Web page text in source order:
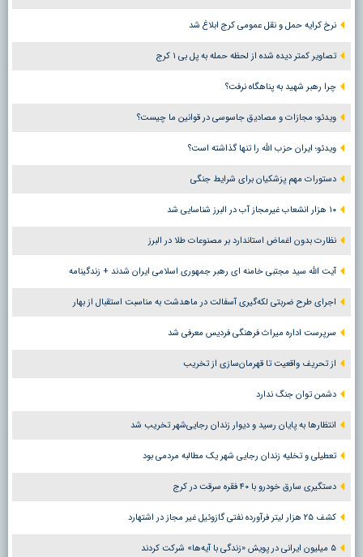
نرخ کرایه حمل و نقل عمومی کرج ابلاغ شد
تصاویر کمتر دیده شده از لحظه حمله به پل بی ۱ کرج
چرا رهبر شهید به پناهگاه نرفت؟
ویدئو؛ مجازات و مصادیق جاسوسی در قوانین ما چیست؟
ویدئو؛ ایران حزب الله را تنها گذاشته است؟
دستورات مهم پزشکیان برای شرایط جنگی
۱۰ هزار انشعاب غیرمجاز آب در البرز شناسایی شد
نظارت بدون اغماض استاندارد بر مصنوعات طلا در البرز
آیت الله سید مجتبی خامنه ای رهبر جمهوری اسلامی ایران شدند + زندگینامه
اجرای طرح ضربتی لکه‌گیری آسفالت در ماهدشت به مناسبت استقبال از بهار
سرپرست اداره میراث فرهنگی فردیس معرفی شد
از تحریف واقعیت تا قهرمان‌سازی از تخریب
دشمن توان جنگ ندارد
انتظارها به پایان رسید و دیوار زندان رجایی‌شهر تخریب شد
تعطیلی و تخلیه زندان رجایی شهر یک مطالبه مردمی بود
دستگیری سارق خودرو با ۴۰ فقره سرقت در کرج
کشف ۲۵ هزار لیتر فرآورده نفتی گازوئیل غیر مجاز در اشتهارد
۵ میلیون ایرانی در پویش «زندگی با آیه‌ها» شرکت کردند